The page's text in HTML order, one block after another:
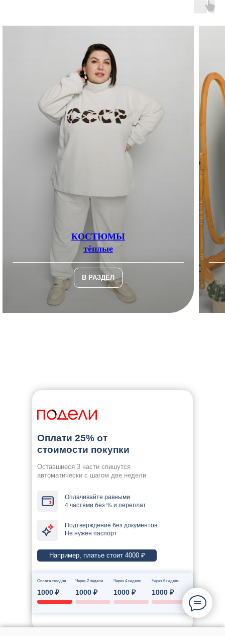
КОСТЮМЫ
тёплые
В РАЗДЕЛ
Оплати 25% от
стоимости покупки
Оставшиеся 3 части спишутся
автоматически с шагом две недели
Оплачивайте равными
4 частями без % и переплат
Подтверждение без документов.
Не нужен паспорт
Например, платье стоит 4000 ₽
Оплата сегодня Через 2 недели Через 4 недели Через 6 недель
1000 ₽ 1000 ₽ 1000 ₽ 1000 ₽